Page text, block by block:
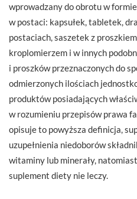
wprowadzany do obrotu w
w postaci: kapsułek, tabletek,
postaciach, saszetek z
kroplomierzem i w innych
i proszków przeznaczonych do
odmierzonych ilościach
produktów posiadających
w rozumieniu przepisów prawa
opisuje to powyższa definicja,
uzupełnienia niedoborów
witaminy lub minerały,
suplement diety nie leczy.